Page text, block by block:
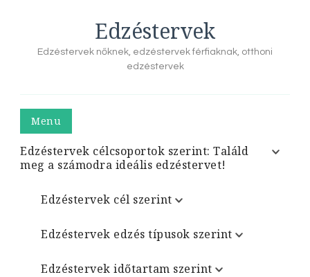
Edzéstervek
Edzéstervek nőknek, edzéstervek férfiaknak, otthoni
edzéstervek
Menu
Edzéstervek célcsoportok szerint: Találd
meg a számodra ideális edzéstervet!
Edzéstervek cél szerint
Edzéstervek edzés típusok szerint
Edzéstervek időtartam szerint